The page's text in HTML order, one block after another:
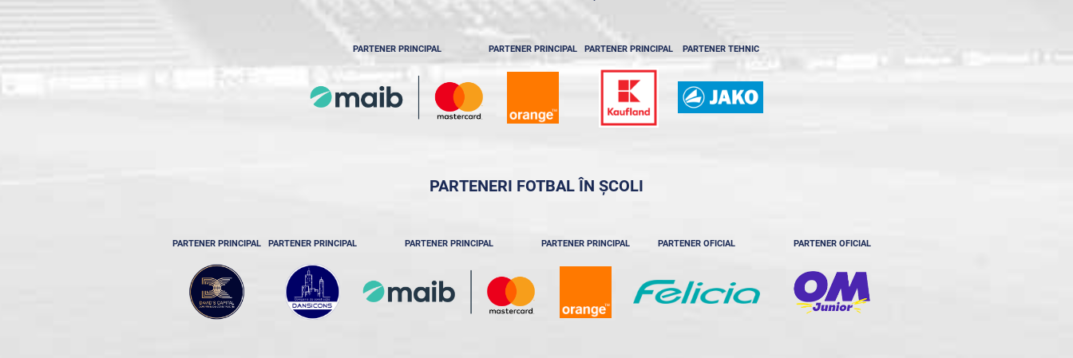
PARTENER PRINCIPAL PARTENER PRINCIPAL PARTENER PRINCIPAL PARTENER TEHNIC
PARTENERI FOTBAL ÎN ȘCOLI
PARTENER PRINCIPAL PARTENER PRINCIPAL PARTENER PRINCIPAL PARTENER PRINCIPAL PARTENER OFICIAL PARTENER OFICIAL